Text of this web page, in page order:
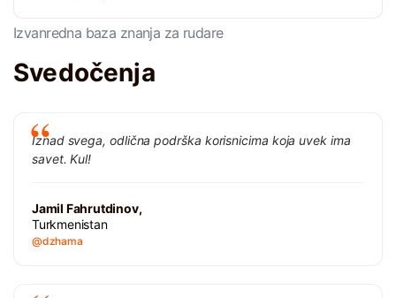
Izvanredna baza znanja za rudare
Svedočenja
Iznad svega, odlična podrška korisnicima koja uvek ima
savet. Kul!
Jamil Fahrutdinov,
Turkmenistan
@dzhama